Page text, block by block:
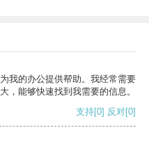
我的办公提供帮助。我经常需要
，能够快速找到我需要的信息。
支持[0] 反对[0]